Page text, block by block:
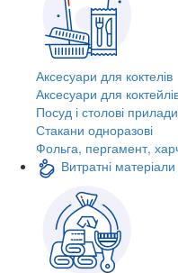
Аксесуари для коктелів
Аксесуари для
Посуд і столові
Стакани одноразові
Фольга, пергамент,
Витратні